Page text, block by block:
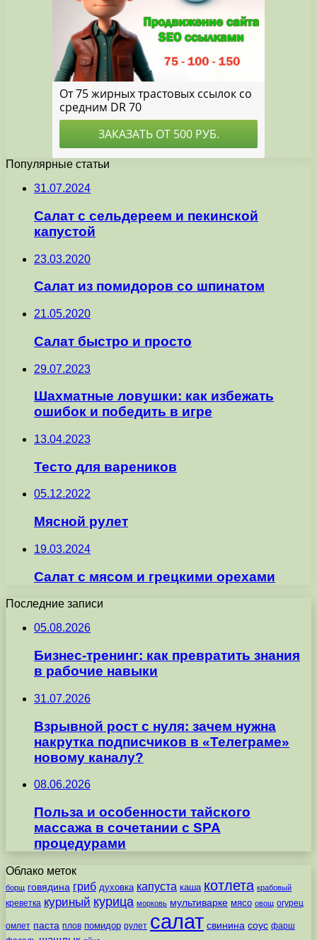
Популярные статьи
31.07.2024
Салат с сельдереем и пекинской
капустой
23.03.2020
Салат из помидоров со шпинатом
21.05.2020
Салат быстро и просто
29.07.2023
Шахматные ловушки: как избежать
ошибок и победить в игре
13.04.2023
Тесто для вареников
05.12.2022
Мясной рулет
19.03.2024
Салат с мясом и грецкими орехами
Последние записи
05.08.2026
Бизнес-тренинг: как превратить знания
в рабочие навыки
31.07.2026
Взрывной рост с нуля: зачем нужна
накрутка подписчиков в «Телеграме»
новому каналу?
08.06.2026
Польза и особенности тайского
массажа в сочетании с SPA
процедурами
Облако меток
борщ говядина гриб духовка капуста каша котлета крабовый
креветка куриный курица морковь мультиварке мясо овощ огурец
омлет паста плов помидор рулет салат свинина соус фарш